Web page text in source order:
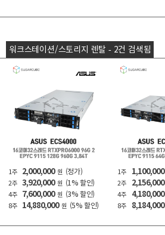
워크스테이션/스토리지 렌탈 - 2건 검색됨
1주 2,000,000 원 (정가)
2주 3,920,000 원 (1% 할인)
4주 7,600,000 원 (3% 할인)
8주 14,880,000 원 (5% 할인)
1주 1,100,000
2주 2,156,000
4주 4,180,000
8주 8,184,000